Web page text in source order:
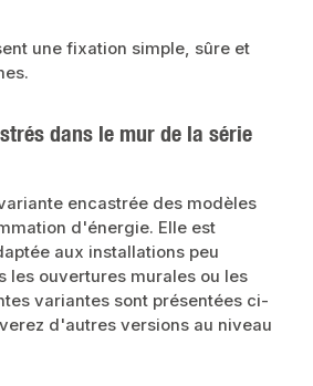
une fixation simple, sûre et
dans le mur de la série
encastrée des modèles
d'énergie. Elle est
aux installations peu
les ouvertures murales ou les
variantes sont présentées ci-
d'autres versions au niveau